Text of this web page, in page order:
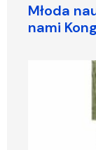
Młoda
nami